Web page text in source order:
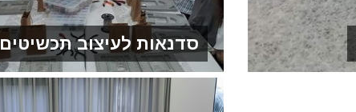
סדנאות לעיצוב תכשיטים